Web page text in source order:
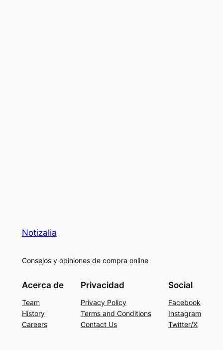
Notizalia
Consejos y opiniones de compra online
Acerca de
Team
History
Careers
Privacidad
Privacy Policy
Terms and Conditions
Contact Us
Social
Facebook
Instagram
Twitter/X